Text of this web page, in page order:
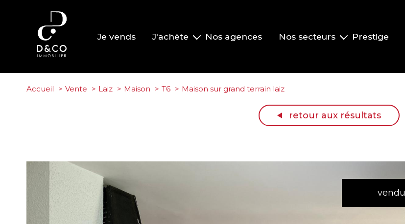
Je vends J'achète Nos agences Nos secteurs
La Roche-Vineuse et le Clusinois
Prestige
Accueil Vente Laiz Maison T6 Maison sur grand terrain laiz
retour aux résultats
vendu